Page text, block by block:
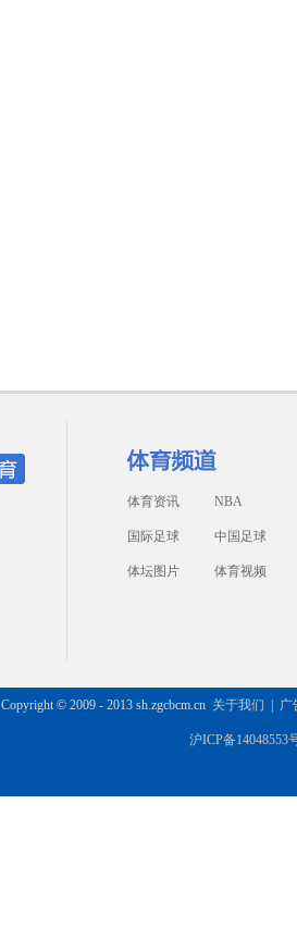
体育资讯 NBA
国际足球 中国足球
体坛图片 体育视频
Copyright © 2009 - 2013 sh.zgcbcm.cn 关于我们 广
沪ICP备14048553